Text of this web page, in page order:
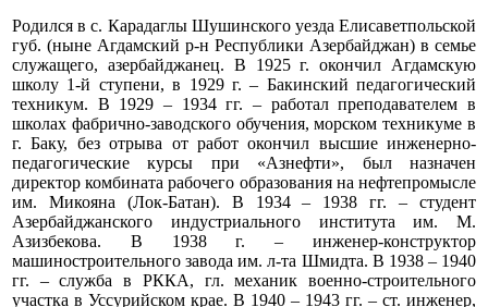
Родился в с. Карадаглы Шушинского уезда Елисаветпольской
губ. (ныне Агдамский р-н Республики Азербайджан) в семье
служащего, азербайджанец. В 1925 г. окончил Агдамскую
школу 1-й ступени, в 1929 г. – Бакинский педагогический
техникум. В 1929 – 1934 гг. – работал преподавателем в
школах фабрично-заводского обучения, морском техникуме в
г. Баку, без отрыва от работ окончил высшие инженерно-
педагогические курсы при «Азнефти», был назначен
директор комбината рабочего образования на нефтепромысле
им. Микояна (Лок-Батан). В 1934 – 1938 гг. – студент
Азербайджанского индустриального института им. М.
Азизбекова. В 1938 г. – инженер-конструктор
машиностроительного завода им. л-та Шмидта. В 1938 – 1940
гг. – служба в РККА, гл. механик военно-строительного
участка в Уссурийском крае. В 1940 – 1943 гг. – ст. инженер,